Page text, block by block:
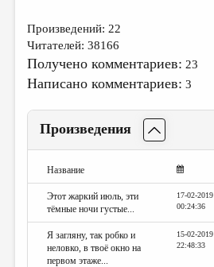
ОБЪЯВЛЕНИЯ
КОЛОНКА РЕДАКТОРА
РЕДКОЛЛЕГИЯ
ОТ РЕДАКЦИИ
МАЛАЯ ПРОЗА
ЭССЕИСТИКА
ЛИТЕРАТУРОВЕДЕНИЕ
КУЛЬТУРОВЕДЕНИЕ
ПУБЛИЦИСТИКА
Произведений: 22
Читателей: 38166
Получено комментариев: 23
Написано комментариев: 3
Произведения
Название
Этот жаркий июль, эти
тёмные ночи густые...
17-02-2019
00:24:36
Я загляну, так робко и
неловко, в твоё окно на
первом этаже...
15-02-2019
22:48:33